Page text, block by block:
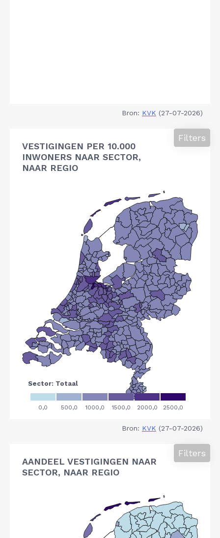
Bron: KVK (27-07-2026)
VESTIGINGEN PER 10.000
INWONERS NAAR SECTOR,
NAAR REGIO
Filters
Bron: KVK (27-07-2026)
AANDEEL VESTIGINGEN NAAR
SECTOR, NAAR REGIO
Filters